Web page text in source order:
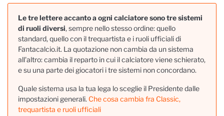
Le tre lettere accanto a ogni calciatore sono tre sistemi
di ruoli diversi, sempre nello stesso ordine: quello
standard, quello con il trequartista e i ruoli ufficiali di
Fantacalcio.it. La quotazione non cambia da un sistema
all'altro: cambia il reparto in cui il calciatore viene schierato,
e su una parte dei giocatori i tre sistemi non concordano.
Quale sistema usa la tua lega lo sceglie il Presidente dalle
impostazioni generali. Che cosa cambia fra Classic,
trequartista e ruoli ufficiali